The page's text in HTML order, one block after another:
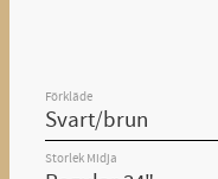
Förkläde
Storlek Midja